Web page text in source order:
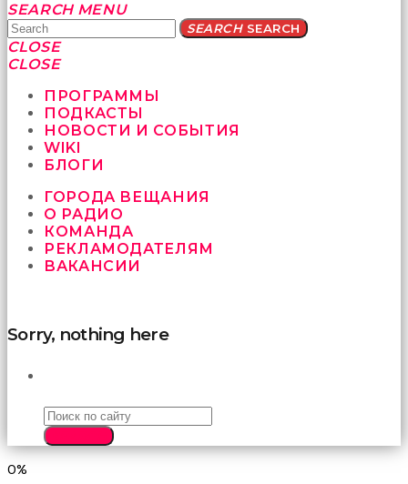
Yatağa
bile
geçmeye
fırsat
sikici
kocalar
güzel
karıları
öttürüyor
sex
hikayeleri
boşalarak
altyazılı
arkadaş
sonu
SEARCH MENU
SEARCHSEARCH
CLOSE
CLOSE
ПРОГРАММЫ
ПОДКАСТЫ
НОВОСТИ И СОБЫТИЯ
WIKI
БЛОГИ
ГОРОДА ВЕЩАНИЯ
О РАДИО
КОМАНДА
РЕКЛАМОДАТЕЛЯМ
ВАКАНСИИ
Sorry, nothing here
0%